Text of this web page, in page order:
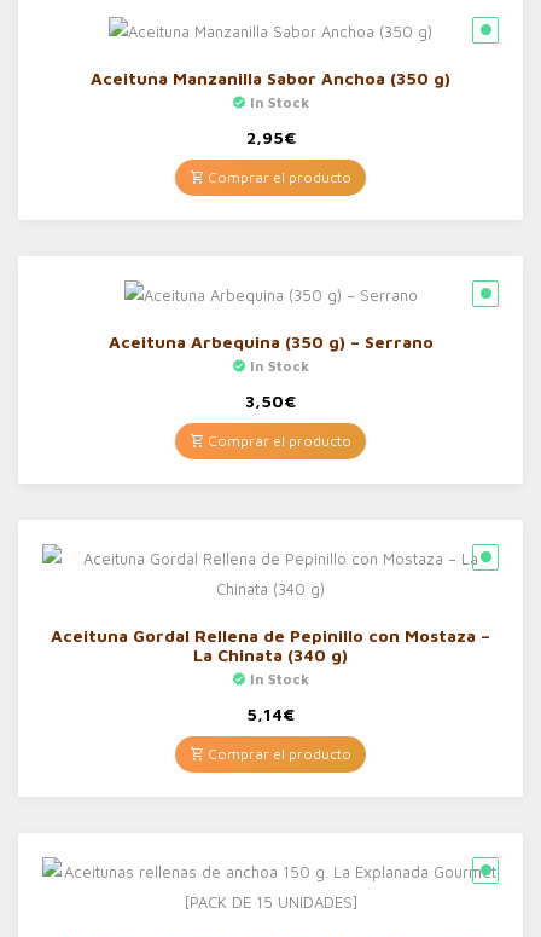
Aceituna Manzanilla Sabor Anchoa (350 g)
In Stock
2,95€
Comprar el producto
Aceituna Arbequina (350 g) – Serrano
In Stock
3,50€
Comprar el producto
Aceituna Gordal Rellena de Pepinillo con Mostaza –
La Chinata (340 g)
In Stock
5,14€
Comprar el producto